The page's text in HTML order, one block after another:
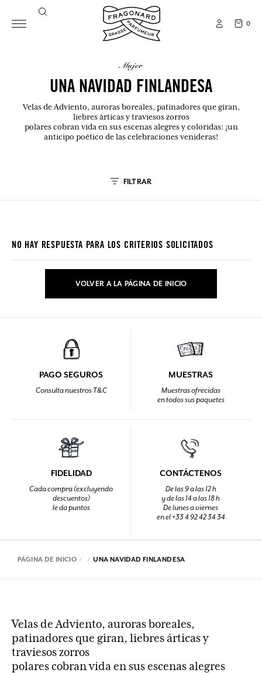
0
mujer
UNA NAVIDAD FINLANDESA
Velas de Adviento, auroras boreales, patinadores que giran,
liebres árticas y traviesos zorros
polares cobran vida en sus escenas alegres y coloridas: ¡un
anticipo poético de las celebraciones venideras!
FILTRAR
NO HAY RESPUESTA PARA LOS CRITERIOS SOLICITADOS
VOLVER A LA PÁGINA DE INICIO
PAGO SEGUROS
Consulta nuestros T&C
MUESTRAS
Muestras ofrecidas
en todos sus paquetes
FIDELIDAD
Cada compra (excluyendo
descuentos)
le da puntos
CONTÁCTENOS
De las 9 a las 12 h
y de las 14 a las 18 h
De lunes a viernes
en el +33 4 92 42 34 34
PÁGINA DE INICIO UNA NAVIDAD FINLANDESA
Velas de Adviento, auroras boreales,
patinadores que giran, liebres árticas y
traviesos zorros
polares cobran vida en sus escenas alegres